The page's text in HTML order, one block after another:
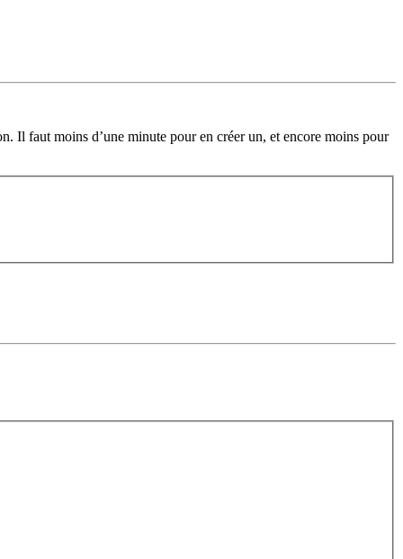
Il faut moins d’une minute pour en créer un, et encore moins pour